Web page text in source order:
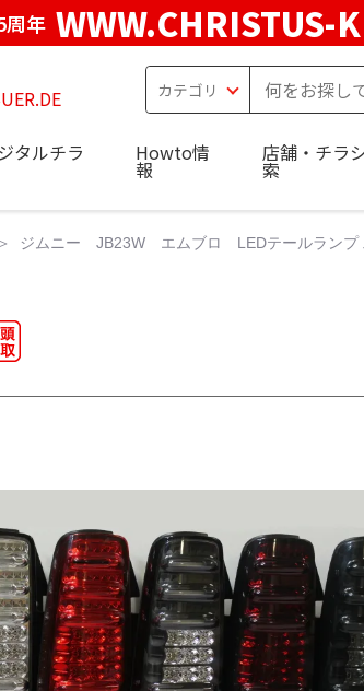
周年 WWW.CHRISTUS-
タルチラ Howto情
報
店舗・チラ
索
ジムニー JB23W エムブロ LEDテールランプ